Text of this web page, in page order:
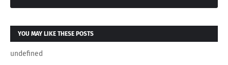
YOU MAY LIKE THESE POSTS
undefined